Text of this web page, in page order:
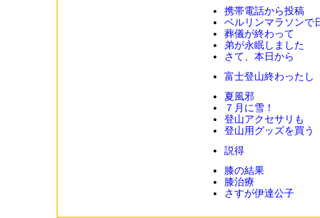
携帯電話から投稿
ベルリンマラソンで
葬儀が終わって
弟が永眠しました
さて、本日から
富士登山終わったし
夏風邪
７月に雪！
登山アクセサリも
登山用グッズを買う
説得
膝の結果
膝治療
さすが伊達公子